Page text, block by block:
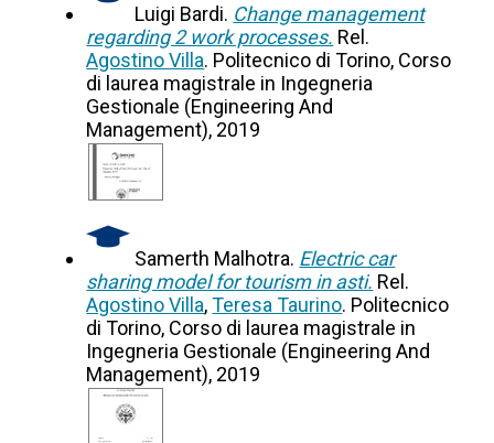
Luigi Bardi. Change management
regarding 2 work processes. Rel.
Agostino Villa. Politecnico di Torino, Corso
di laurea magistrale in Ingegneria
Gestionale (Engineering And
Management), 2019
Samerth Malhotra. Electric car
sharing model for tourism in asti. Rel.
Agostino Villa,Teresa Taurino. Politecnico
di Torino, Corso di laurea magistrale in
Ingegneria Gestionale (Engineering And
Management), 2019